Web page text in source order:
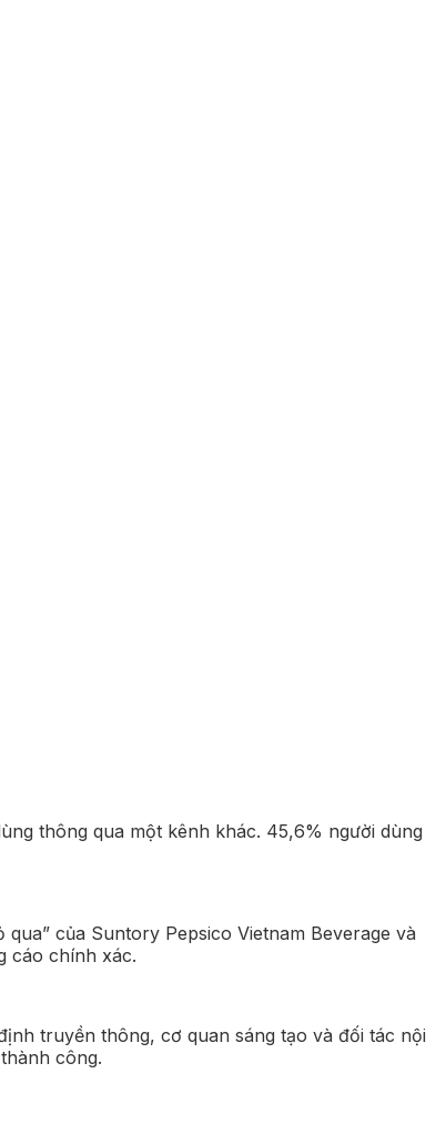
thông qua một kênh khác. 45,6% người dùng
của Suntory Pepsico Vietnam Beverage và
cáo chính xác.
truyền thông, cơ quan sáng tạo và đối tác nội
công.